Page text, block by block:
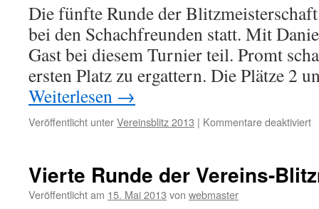
Die fünfte Runde der
bei den Schachfreunden statt. Mit
Gast bei diesem Turnier teil. Promt
ersten Platz zu ergattern. Die Plätze 2
Weiterlesen →
Veröffentlicht unterVereinsblitz 2013 | Kommentare deaktiviert
Vierte Runde der Vereins-
Veröffentlicht am 15. Mai 2013 von webmaster